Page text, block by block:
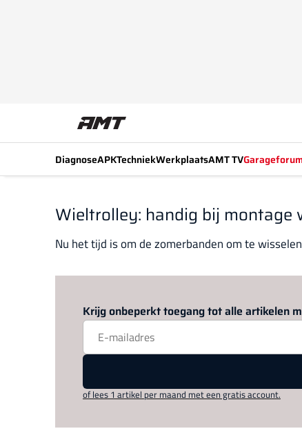
DiagnoseAPKTechniekWerkplaatsAMT TV
Wieltrolley: handig bij montage
Nu het tijd is om de zomerbanden om te
Krijg onbeperkt toegang tot alle artikelen
of lees 1 artikel per maand met een gratis account.